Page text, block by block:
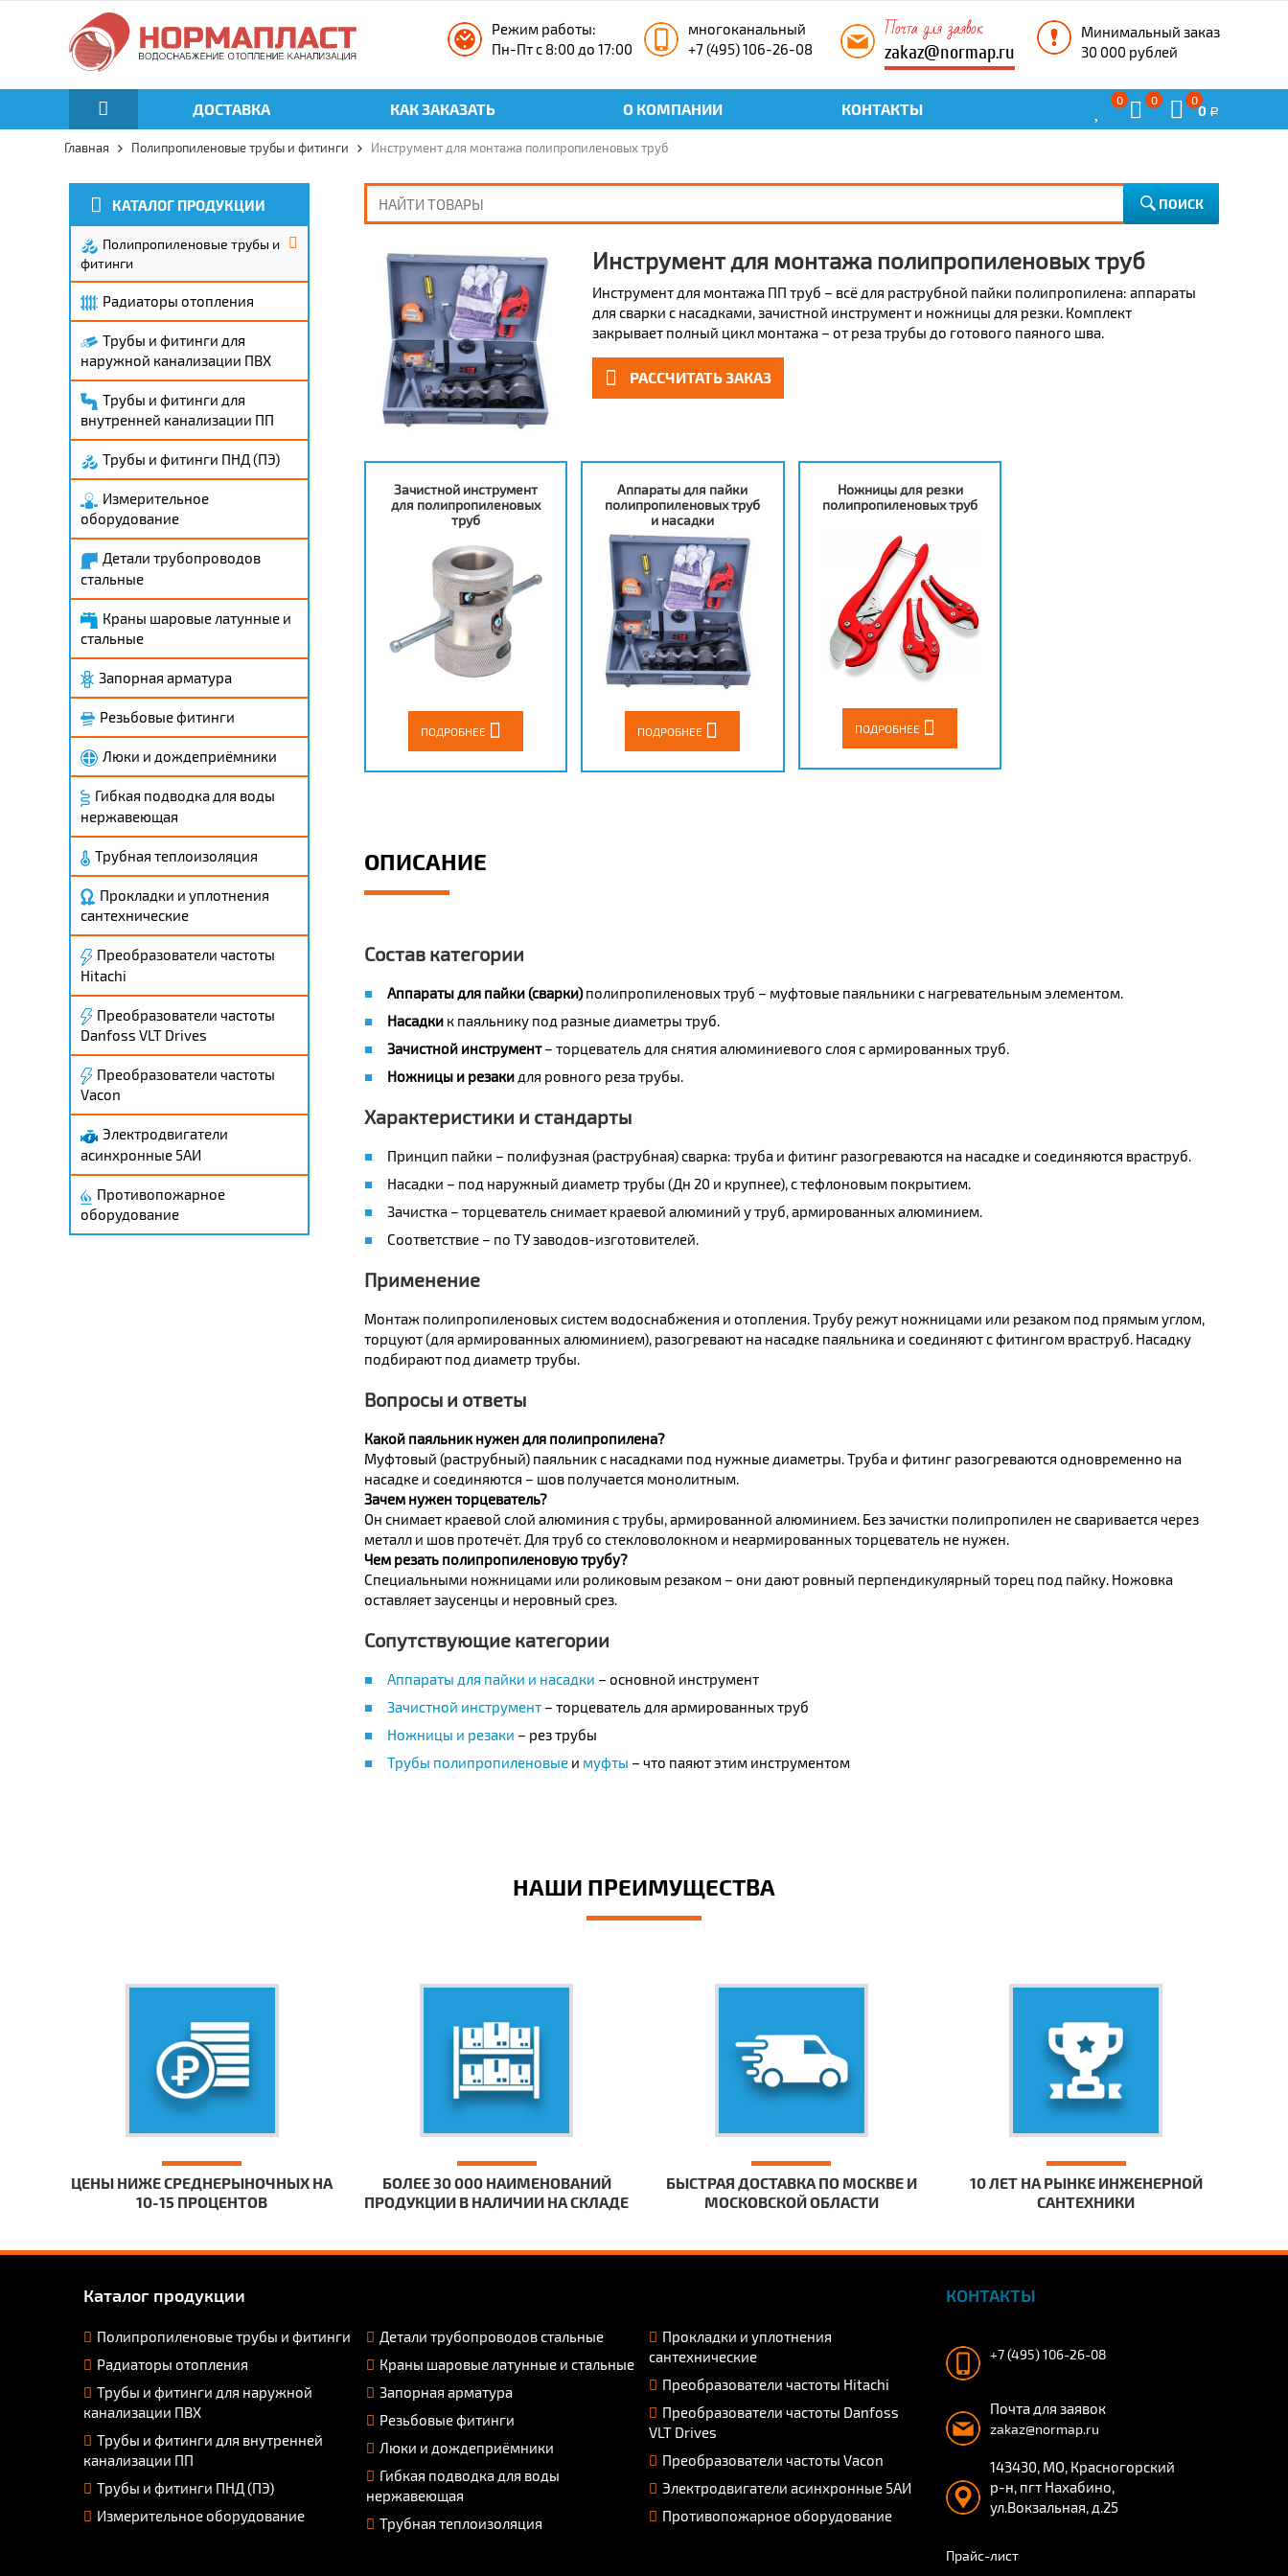
Режим работы:
Пн-Пт с 8:00 до 17:00
многоканальный
+7 (495) 106-26-08
Почта для заявок
zakaz@normap.ru
Минимальный заказ
30 000 рублей
ДОСТАВКА КАК ЗАКАЗАТЬ О КОМПАНИИ КОНТАКТЫ
0 0 0
0 Р
Главная Полипропиленовые трубы и фитинги Инструмент для монтажа полипропиленовых труб
ПОИСК
Инструмент для монтажа полипропиленовых труб
Инструмент для монтажа ПП труб – всё для раструбной пайки полипропилена: аппараты
для сварки с насадками, зачистной инструмент и ножницы для резки. Комплект
закрывает полный цикл монтажа – от реза трубы до готового паяного шва.
РАССЧИТАТЬ ЗАКАЗ
Зачистной инструмент
для полипропиленовых
труб
ПОДРОБНЕЕ
Аппараты для пайки
полипропиленовых труб
и насадки
ПОДРОБНЕЕ
Ножницы для резки
полипропиленовых труб
ПОДРОБНЕЕ
ОПИСАНИЕ
Состав категории
Аппараты для пайки (сварки)полипропиленовых труб – муфтовые паяльники с нагревательным элементом.
Насадкик паяльнику под разные диаметры труб.
Зачистной инструмент– торцеватель для снятия алюминиевого слоя с армированных труб.
Ножницы и резакидля ровного реза трубы.
Характеристики и стандарты
Принцип пайки – полифузная (раструбная) сварка: труба и фитинг разогреваются на насадке и соединяются враструб.
Насадки – под наружный диаметр трубы (Дн 20 и крупнее), с тефлоновым покрытием.
Зачистка – торцеватель снимает краевой алюминий у труб, армированных алюминием.
Соответствие – по ТУ заводов-изготовителей.
Применение
Монтаж полипропиленовых систем водоснабжения и отопления. Трубу режут ножницами или резаком под прямым углом,
торцуют (для армированных алюминием), разогревают на насадке паяльника и соединяют с фитингом враструб. Насадку
подбирают под диаметр трубы.
Вопросы и ответы
Какой паяльник нужен для полипропилена?
Муфтовый (раструбный) паяльник с насадками под нужные диаметры. Труба и фитинг разогреваются одновременно на
насадке и соединяются – шов получается монолитным.
Зачем нужен торцеватель?
Он снимает краевой слой алюминия с трубы, армированной алюминием. Без зачистки полипропилен не сваривается через
металл и шов протечёт. Для труб со стекловолокном и неармированных торцеватель не нужен.
Чем резать полипропиленовую трубу?
Специальными ножницами или роликовым резаком – они дают ровный перпендикулярный торец под пайку. Ножовка
оставляет заусенцы и неровный срез.
Сопутствующие категории
Аппараты для пайки и насадки – основной инструмент
Зачистной инструмент– торцеватель для армированных труб
Ножницы и резаки – рез трубы
Трубы полипропиленовыеи муфты – что паяют этим инструментом
КАТАЛОГ ПРОДУКЦИИ
Полипропиленовые трубы и
фитинги
Радиаторы отопления
Трубы и фитинги для
наружной канализации ПВХ
Трубы и фитинги для
внутренней канализации ПП
Трубы и фитинги ПНД (ПЭ)
Измерительное
оборудование
Детали трубопроводов
стальные
Краны шаровые латунные и
стальные
Запорная арматура
Резьбовые фитинги
Люки и дождеприёмники
Гибкая подводка для воды
нержавеющая
Трубная теплоизоляция
Прокладки и уплотнения
сантехнические
Преобразователи частоты
Hitachi
Преобразователи частоты
Danfoss VLT Drives
Преобразователи частоты
Vacon
Электродвигатели
асинхронные 5АИ
Противопожарное
оборудование
НАШИ ПРЕИМУЩЕСТВА
ЦЕНЫ НИЖЕ СРЕДНЕРЫНОЧНЫХ НА
10-15 ПРОЦЕНТОВ
БОЛЕЕ 30 000 НАИМЕНОВАНИЙ
ПРОДУКЦИИ В НАЛИЧИИ НА СКЛАДЕ
БЫСТРАЯ ДОСТАВКА ПО МОСКВЕ И
МОСКОВСКОЙ ОБЛАСТИ
10 ЛЕТ НА РЫНКЕ ИНЖЕНЕРНОЙ
САНТЕХНИКИ
Каталог продукции
Полипропиленовые трубы и фитинги
Радиаторы отопления
Трубы и фитинги для наружной
канализации ПВХ
Трубы и фитинги для внутренней
канализации ПП
Трубы и фитинги ПНД (ПЭ)
Измерительное оборудование
Детали трубопроводов стальные
Краны шаровые латунные и стальные
Запорная арматура
Резьбовые фитинги
Люки и дождеприёмники
Гибкая подводка для воды
нержавеющая
Трубная теплоизоляция
Прокладки и уплотнения
сантехнические
Преобразователи частоты Hitachi
Преобразователи частоты Danfoss
VLT Drives
Преобразователи частоты Vacon
Электродвигатели асинхронные 5АИ
Противопожарное оборудование
КОНТАКТЫ
+7 (495) 106-26-08
Почта для заявок
zakaz@normap.ru
143430, МО, Красногорский
р-н, пгт Нахабино,
ул.Вокзальная, д.25
Прайс-лист